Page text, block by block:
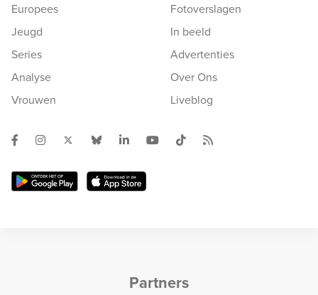
Europees
Jeugd
Series
Analyse
Vrouwen
Fotoverslagen
In beeld
Advertenties
Over Ons
Liveblog
Partners